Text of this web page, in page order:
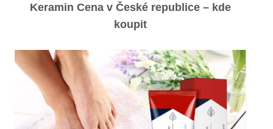
Keramin Cena v České republice – kde
koupit